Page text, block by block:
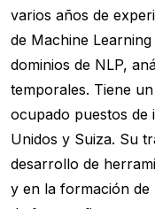
varios años de
de Machine
dominios de NLP,
temporales. Tiene
ocupado puestos de
Unidos y Suiza. Su
desarrollo de
y en la formación de